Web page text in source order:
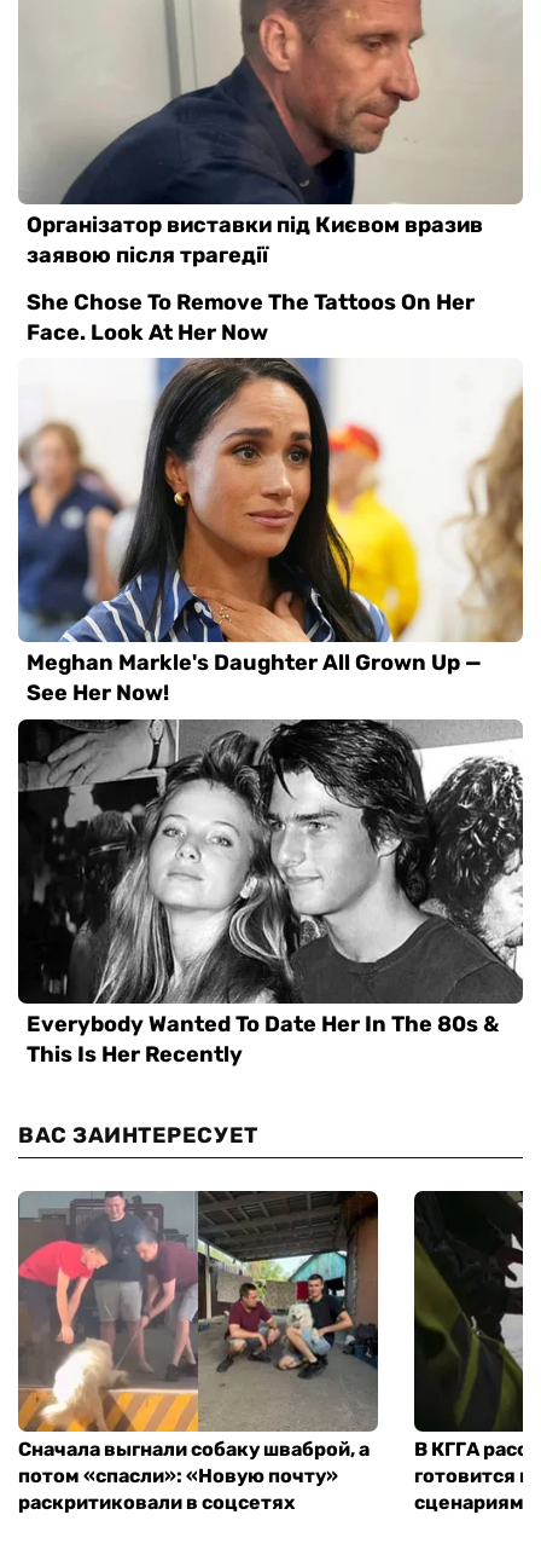
ВАС ЗАИНТЕРЕСУЕТ
Сначала выгнали собаку шваброй, а
потом «спасли»: «Новую почту»
раскритиковали в соцсетях
В КГГА
готовится
сценариям